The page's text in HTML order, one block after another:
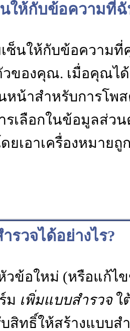
ให้กับข้อความที่
เซ็นให้กับข้อความ
ของคุณ. เมื่อคุณไ
หน้าสำหรับการโพ
รเลือกในข้อมูลส่ว
ยเอาเครื่องหมาย
รวจได้อย่างไร?
วข้อใหม่ (หรือแก้
ม เพิ่มแบบสำรวจใ
สิทธิ์ให้สร้างแบบส